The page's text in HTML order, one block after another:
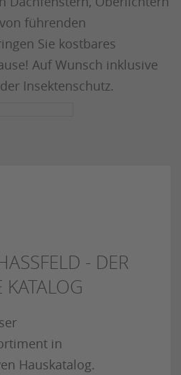
führenden
Sie kostbares
Auf Wunsch inklusive
Insektenschutz.
- DER
KATALOG
in
Hauskatalog.